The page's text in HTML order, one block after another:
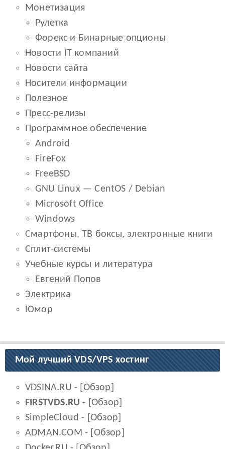
Монетизация
Рулетка
Форекс и Бинарные опционы
Новости IT компаний
Новости сайта
Носители информации
Полезное
Пресс-релизы
Программное обеспечение
Android
FireFox
FreeBSD
GNU Linux — CentOS / Debian
Microsoft Office
Windows
Смартфоны, ТВ боксы, электронные книги
Сплит-системы
Учебные курсы и литература
Евгений Попов
Электрика
Юмор
Мой лучший VDS/VPS хостинг
VDSINA.RU - [ Обзор
FIRSTVDS.RU - [Обзор
SimpleCloud - [Обзор
ADMAN.COM - [ Обзор